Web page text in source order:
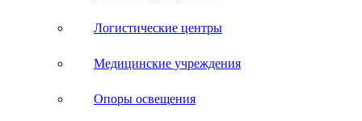
Логистические центры
Медицинские учреждения
Опоры освещения